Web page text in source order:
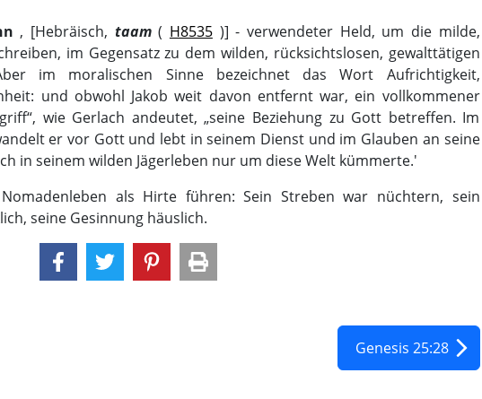
, [Hebräisch, taam( H8535)] - verwendeter Held, um die milde,
im Gegensatz zu dem wilden, rücksichtslosen, gewalttätigen
im moralischen Sinne bezeichnet das Wort Aufrichtigkeit,
und obwohl Jakob weit davon entfernt war, ein vollkommener
wie Gerlach andeutet, „seine Beziehung zu Gott betreffen. Im
er vor Gott und lebt in seinem Dienst und im Glauben an seine
in seinem wilden Jägerleben nur um diese Welt kümmerte.'
als Hirte führen: Sein Streben war nüchtern, sein
seine Gesinnung häuslich.
Genesis 25:28